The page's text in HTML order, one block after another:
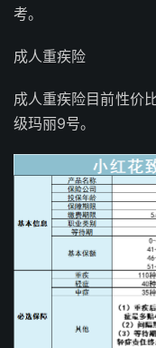
考。
成人重疾险
成人重疾险目前性价
级玛丽9号。